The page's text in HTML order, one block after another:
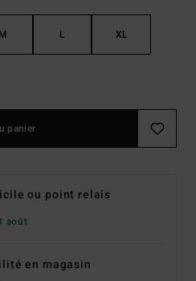
M L XL
panier
ou point relais
août
en magasin